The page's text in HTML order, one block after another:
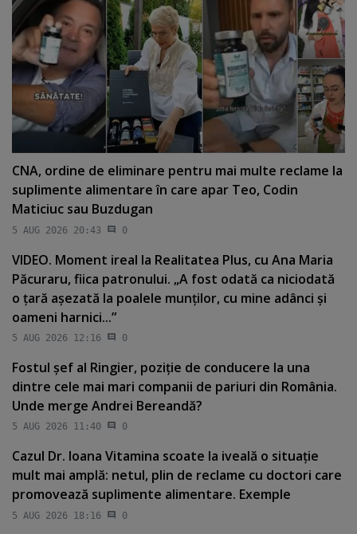
CNA, ordine de eliminare pentru mai multe reclame la
suplimente alimentare în care apar Teo, Codin
Maticiuc sau Buzdugan
5 AUG 2026 20:43 0
VIDEO. Moment ireal la Realitatea Plus, cu Ana Maria
Păcuraru, fiica patronului. „A fost odată ca niciodată
o ţară aşezată la poalele munţilor, cu mine adânci şi
oameni harnici...”
5 AUG 2026 12:16 0
Fostul şef al Ringier, poziţie de conducere la una
dintre cele mai mari companii de pariuri din România.
Unde merge Andrei Bereandă?
5 AUG 2026 11:40 0
Cazul Dr. Ioana Vitamina scoate la iveală o situaţie
mult mai amplă: netul, plin de reclame cu doctori care
promovează suplimente alimentare. Exemple
5 AUG 2026 18:16 0